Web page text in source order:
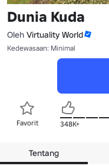
Dunia Kuda
Oleh Virtuality World
Kedewasaan: Minimal
Favorit 348K+
Tentang